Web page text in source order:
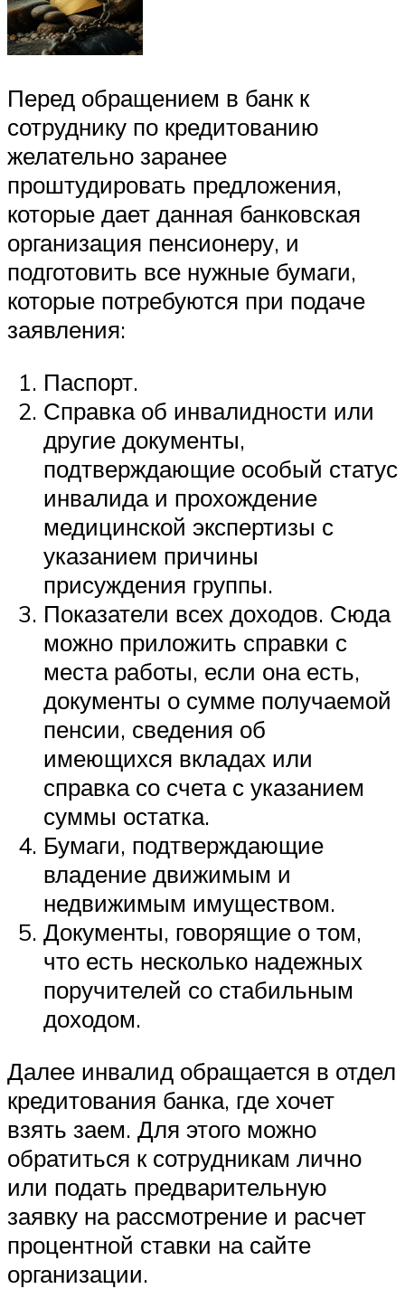
Перед обращением в банк к
сотруднику по кредитованию
желательно заранее
проштудировать предложения,
которые дает данная банковская
организация пенсионеру, и
подготовить все нужные бумаги,
которые потребуются при подаче
заявления:
Паспорт.
Справка об инвалидности или
другие документы,
подтверждающие особый статус
инвалида и прохождение
медицинской экспертизы с
указанием причины
присуждения группы.
Показатели всех доходов. Сюда
можно приложить справки с
места работы, если она есть,
документы о сумме получаемой
пенсии, сведения об
имеющихся вкладах или
справка со счета с указанием
суммы остатка.
Бумаги, подтверждающие
владение движимым и
недвижимым имуществом.
Документы, говорящие о том,
что есть несколько надежных
поручителей со стабильным
доходом.
Далее инвалид обращается в отдел
кредитования банка, где хочет
взять заем. Для этого можно
обратиться к сотрудникам лично
или подать предварительную
заявку на рассмотрение и расчет
процентной ставки на сайте
организации.